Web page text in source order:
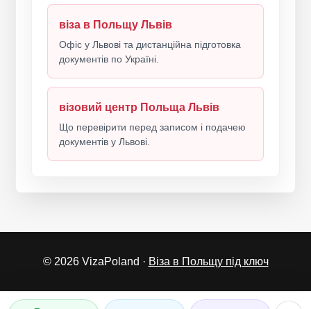
віза в Польщу Львів
Офіс у Львові та дистанційна підготовка
документів по Україні.
візовий центр Польща Львів
Що перевірити перед записом і подачею
документів у Львові.
© 2026 VizaPoland · Віза в Польщу під ключ